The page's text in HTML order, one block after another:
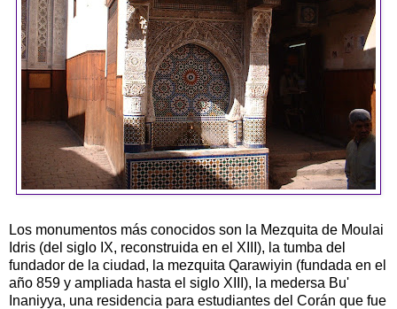
Los monumentos más conocidos son la Mezquita de Moulai
Idris (del siglo IX, reconstruida en el XIII), la tumba del
fundador de la ciudad, la mezquita Qarawiyin (fundada en el
año 859 y ampliada hasta el siglo XIII), la medersa Bu'
Inaniyya, una residencia para estudiantes del Corán que fue